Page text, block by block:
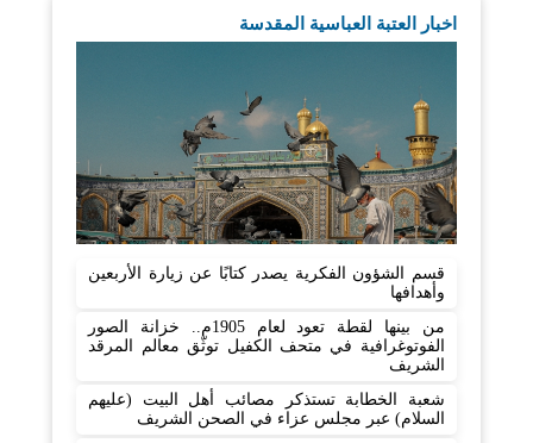
اخبار العتبة العباسية المقدسة
قسم الشؤون الفكرية يصدر كتابًا عن زيارة الأربعين
وأهدافها
من بينها لقطة تعود لعام 1905م.. خزانة الصور
الفوتوغرافية في متحف الكفيل توثّق معالم المرقد
الشريف
شعبة الخطابة تستذكر مصائب أهل البيت (عليهم
السلام) عبر مجلس عزاء في الصحن الشريف